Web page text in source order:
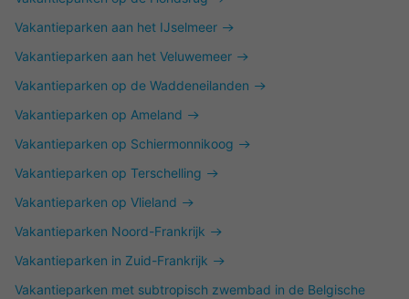
Vakantieparken aan het IJselmeer
Vakantieparken aan het Veluwemeer
Vakantieparken op de Waddeneilanden
Vakantieparken op Ameland
Vakantieparken op Schiermonnikoog
Vakantieparken op Terschelling
Vakantieparken op Vlieland
Vakantieparken Noord-Frankrijk
Vakantieparken in Zuid-Frankrijk
Vakantieparken met subtropisch zwembad in de Belgische